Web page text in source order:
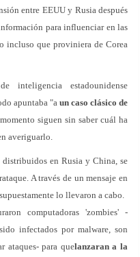
entre EEUU y Rusia después
para influenciar en las
incluso que proviniera de Corea
inteligencia estadounidense
apuntaba "a un caso clásico de
siguen sin saber cuál ha
averiguarlo.
, distribuidos en Rusia y China, se
A través de un mensaje en
lo llevaron a cabo.
computadoras 'zombies' -
infectados por malware, son
ataques- para quelanzaran a la